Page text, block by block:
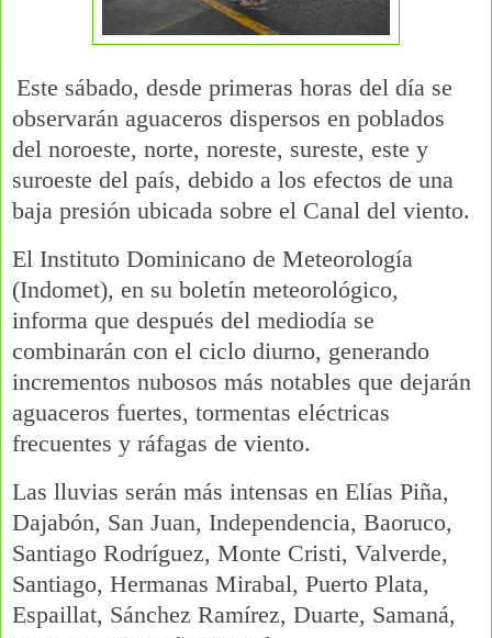
Este sábado, desde primeras horas del día se
observarán aguaceros dispersos en poblados
del noroeste, norte, noreste, sureste, este y
suroeste del país, debido a los efectos de una
baja presión ubicada sobre el Canal del viento.
El Instituto Dominicano de Meteorología
(Indomet), en su boletín meteorológico,
informa que después del mediodía se
combinarán con el ciclo diurno, generando
incrementos nubosos más notables que dejarán
aguaceros fuertes, tormentas eléctricas
frecuentes y ráfagas de viento.
Las lluvias serán más intensas en Elías Piña,
Dajabón, San Juan, Independencia, Baoruco,
Santiago Rodríguez, Monte Cristi, Valverde,
Santiago, Hermanas Mirabal, Puerto Plata,
Espaillat, Sánchez Ramírez, Duarte, Samaná,